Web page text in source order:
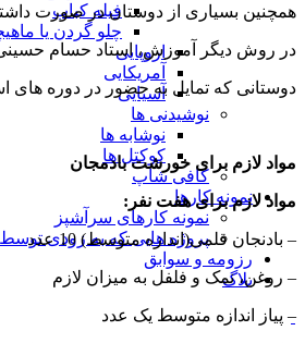
فیله کباب
چلو گردن یا
اروپایی
آمریکایی
آسیایی
نوشیدنی ها
نوشابه ها
کوکتل ها
کافی شاپ
نمونه کارها
نمونه کارهای سرآشپز
پروژه هایی که به زودی
رزومه و سوابق
بلاگ
همچنین بسیاری از دوستان در صورت
در روش دیگر آموزش، استاد حسام
دوستانی که تمایل به حضور در دوره های
مواد لازم برای خورشت بادمجان
مواد لازم برای هفت نفر:
– بادنجان قلمی(اندازه متوسط) 10 عدد
– روغن، نمک و فلفل به میزان لازم
– پیاز اندازه متوسط یک عدد